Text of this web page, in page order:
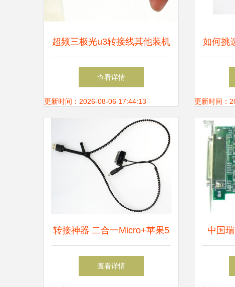
超频三极光u3转接线其他装机
配件产品图片6
查看详情
更新时间：2026-08-06 17:44:13
如何挑
接线
更新时间：
转接神器 二合一Micro+苹果5
转USB音频线，开启音频自由
查看详情
中国
生产供